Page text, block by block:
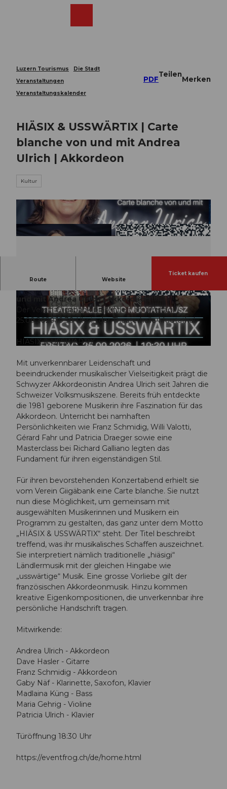
Luzern Tourismus
Die Stadt
Veranstaltungen
Veranstaltungskalender
PDF
Teilen
Merken
HIÄSIX & USSWÄRTIX | Carte
blanche von und mit Andrea
Ulrich | Akkordeon
Kultur
© Guidle.com © Guidle.com
Route Website
Ticket kaufen
Der Verein Giigäbank Muotathal präsentiert in der
Theaterhalle Muotathal HIÄSIX & USSWÄRTIX von
und mit Andrea Ulrich | Akkordeon
Der Verein Giigäbank präsentiert am Freitag,
25.09.2026 19:30 Uhr in der Theaterhalle Muotathal:
HIÄSIX & USSWÄRTIX
Mit unverkennbarer Leidenschaft und
beeindruckender musikalischer Vielseitigkeit prägt die
Schwyzer Akkordeonistin Andrea Ulrich seit Jahren die
Schweizer Volksmusikszene. Bereits früh entdeckte
die 1981 geborene Musikerin ihre Faszination für das
Akkordeon. Unterricht bei namhaften
Persönlichkeiten wie Franz Schmidig, Willi Valotti,
Gérard Fahr und Patricia Draeger sowie eine
Masterclass bei Richard Galliano legten das
Fundament für ihren eigenständigen Stil.
Für ihren bevorstehenden Konzertabend erhielt sie
vom Verein Giigäbank eine Carte blanche. Sie nutzt
nun diese Möglichkeit, um gemeinsam mit
ausgewählten Musikerinnen und Musikern ein
Programm zu gestalten, das ganz unter dem Motto
„HIÄSIX & USSWÄRTIX“ steht. Der Titel beschreibt
treffend, was ihr musikalisches Schaffen auszeichnet.
Sie interpretiert nämlich traditionelle „hiäsigi“
Ländlermusik mit der gleichen Hingabe wie
„usswärtige“ Musik. Eine grosse Vorliebe gilt der
französischen Akkordeonmusik. Hinzu kommen
kreative Eigenkompositionen, die unverkennbar ihre
persönliche Handschrift tragen.
Mitwirkende:
Andrea Ulrich - Akkordeon
Dave Hasler - Gitarre
Franz Schmidig - Akkordeon
Gaby Näf - Klarinette, Saxofon, Klavier
Madlaina Küng - Bass
Maria Gehrig - Violine
Patricia Ulrich - Klavier
Türöffnung 18:30 Uhr
https://eventfrog.ch/de/home.html